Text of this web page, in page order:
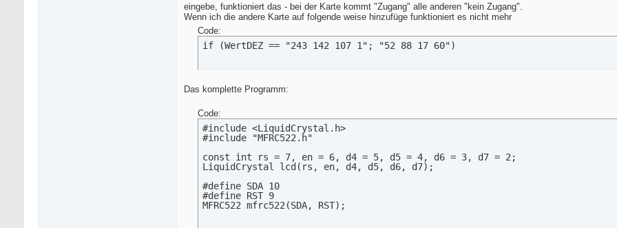
eingebe, funktioniert das - bei der Karte kommt "Zugang" alle anderen "kein Zugang".
Wenn ich die andere Karte auf folgende weise hinzufüge funktioniert es nicht mehr
Code:
if (WertDEZ == "243 142 107 1"; "52 88 17 60")
Das komplette Programm:
Code:
#include <LiquidCrystal.h>
#include "MFRC522.h"
const int rs = 7, en = 6, d4 = 5, d5 = 4, d6 = 3, d7 = 2;
LiquidCrystal lcd(rs, en, d4, d5, d6, d7);
#define SDA 10
#define RST 9
MFRC522 mfrc522(SDA, RST);